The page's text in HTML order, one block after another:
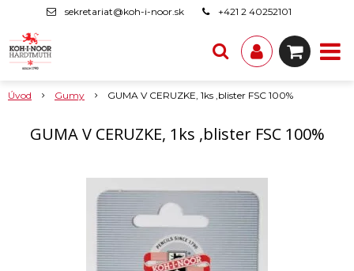
sekretariat@koh-i-noor.sk +421 2 40252101
Úvod Gumy GUMA V CERUZKE, 1ks ,blister FSC 100%
GUMA V CERUZKE, 1ks ,blister FSC 100%